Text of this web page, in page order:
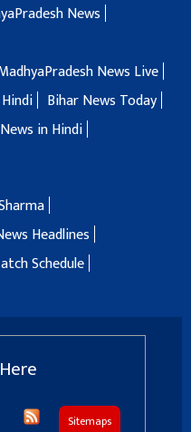
News
News Live
Bihar News Today
in Hindi
Headlines
Schedule
Sitemaps